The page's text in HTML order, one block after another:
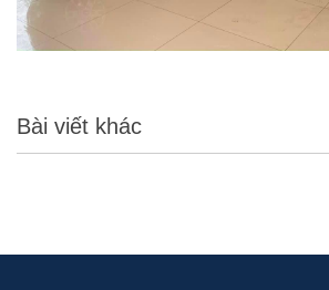
Bài viết khác